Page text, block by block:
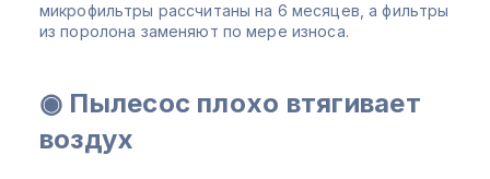
микрофильтры рассчитаны на 6 месяцев, а фильтры
из поролона заменяют по мере износа.
◉ Пылесос плохо втягивает
воздух